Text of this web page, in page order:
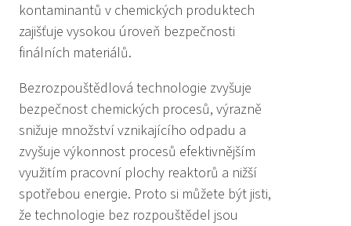
kontaminantů v chemických produktech
zajišťuje vysokou úroveň bezpečnosti
finálních materiálů.
Bezrozpouštědlová technologie zvyšuje
bezpečnost chemických procesů, výrazně
snižuje množství vznikajícího odpadu a
zvyšuje výkonnost procesů efektivnějším
využitím pracovní plochy reaktorů a nižší
spotřebou energie. Proto si můžete být jisti,
že technologie bez rozpouštědel jsou